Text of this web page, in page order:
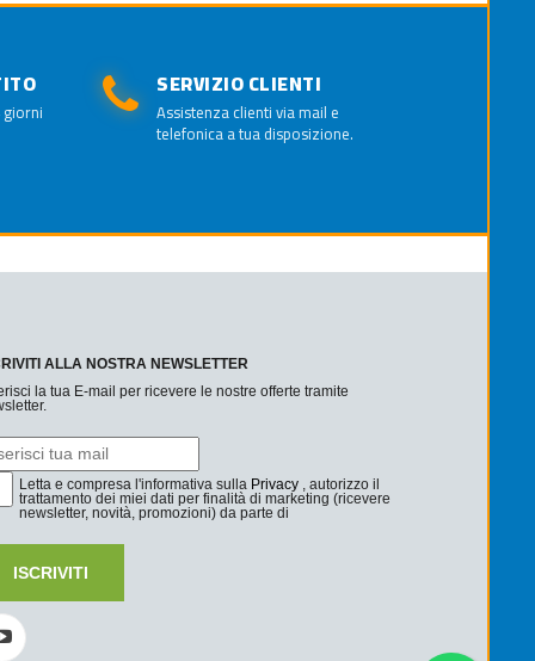
SERVIZIO CLIENTI
Assistenza clienti via mail e
telefonica a tua disposizione.
ALLA NOSTRA NEWSLETTER
la tua E-mail per ricevere le nostre offerte tramite
Letta e compresa l'informativa sulla Privacy , autorizzo il
trattamento dei miei dati per finalità di marketing (ricevere
newsletter, novità, promozioni) da parte di
ISCRIVITI